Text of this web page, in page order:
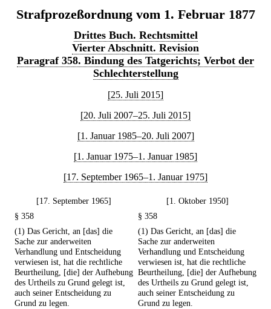
Strafprozeßordnung vom 1. Februar 1877
Drittes Buch. Rechtsmittel
Vierter Abschnitt. Revision
Paragraf 358. Bindung des Tatgerichts; Verbot der
Schlechterstellung
[25. Juli 2015]
[20. Juli 2007–25. Juli 2015]
[1. Januar 1985–20. Juli 2007]
[1. Januar 1975–1. Januar 1985]
[17. September 1965–1. Januar 1975]
[17. September 1965]
[1. Oktober 1950]
§ 358
§ 358
(1) Das Gericht, an [das] die
Sache zur anderweiten
Verhandlung und Entscheidung
verwiesen ist, hat die rechtliche
Beurtheilung, [die] der Aufhebung
des Urtheils zu Grund gelegt ist,
auch seiner Entscheidung zu
Grund zu legen.
(1) Das Gericht, an [das] die
Sache zur anderweiten
Verhandlung und Entscheidung
verwiesen ist, hat die rechtliche
Beurtheilung, [die] der Aufhebung
des Urtheils zu Grund gelegt ist,
auch seiner Entscheidung zu
Grund zu legen.